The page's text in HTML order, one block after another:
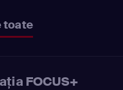
toate
FOCUS+